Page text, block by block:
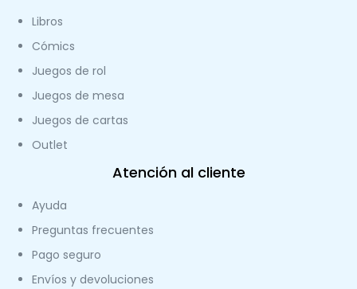
Libros
Cómics
Juegos de rol
Juegos de mesa
Juegos de cartas
Outlet
Atención al cliente
Ayuda
Preguntas frecuentes
Pago seguro
Envíos y devoluciones